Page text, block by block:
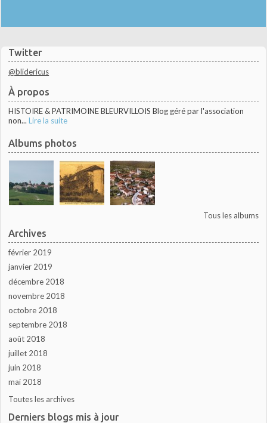
Twitter
@blidericus
À propos
HISTOIRE & PATRIMOINE BLEURVILLOIS Blog géré par l'association
non... Lire la suite
Albums photos
Tous les albums
Archives
février 2019
janvier 2019
décembre 2018
novembre 2018
octobre 2018
septembre 2018
août 2018
juillet 2018
juin 2018
mai 2018
Toutes les archives
Derniers blogs mis à jour